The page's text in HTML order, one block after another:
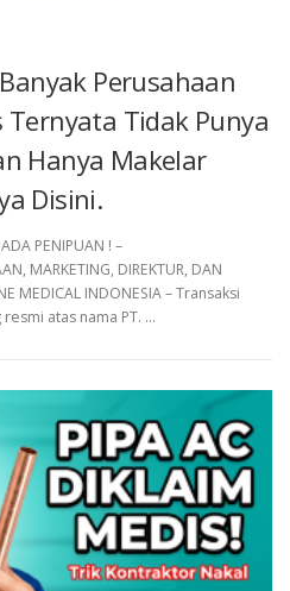
Perusahaan
Ternyata Tidak Punya
Hanya Makelar
Disini.
PENIPUAN ! –
MARKETING, DIREKTUR, DAN
MEDICAL INDONESIA – Transaksi
atas nama PT. …